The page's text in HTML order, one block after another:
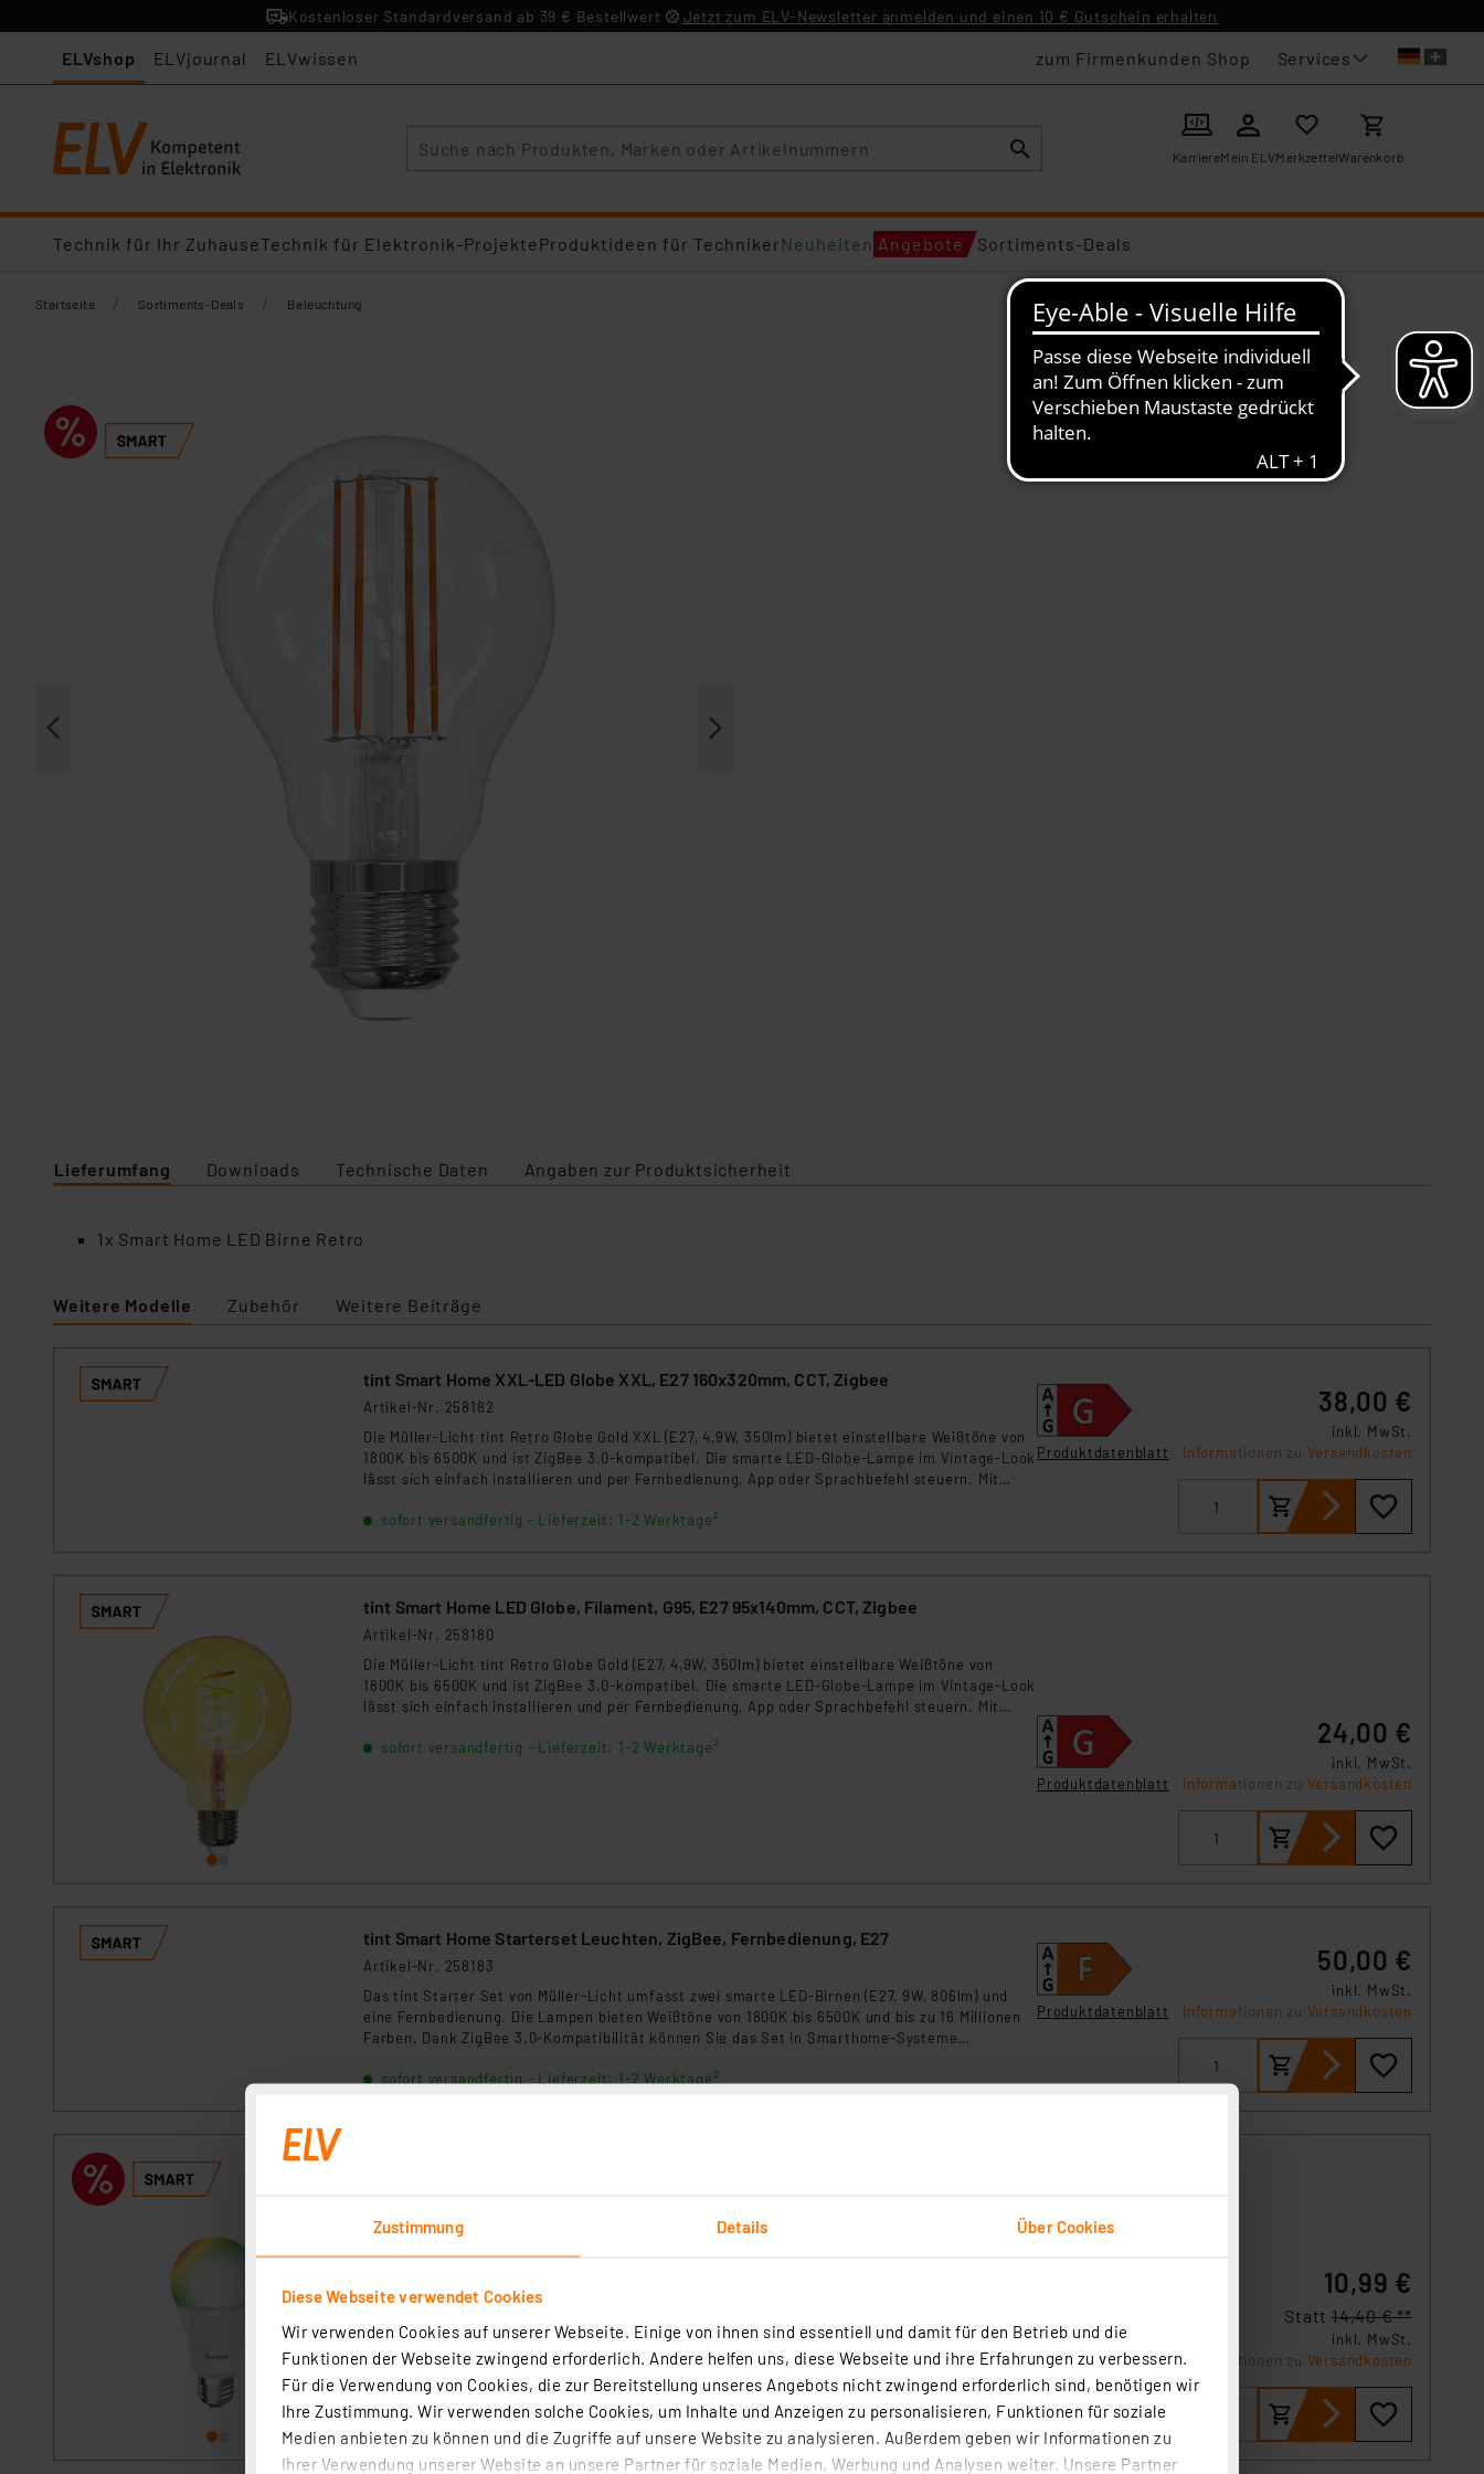
Zustimmung Details Über Cookies
Diese Webseite verwendet Cookies
Wir verwenden Cookies auf unserer Webseite. Einige von ihnen sind essentiell und damit für den Betrieb und die
Funktionen der Webseite zwingend erforderlich. Andere helfen uns, diese Webseite und ihre Erfahrungen zu verbessern.
Für die Verwendung von Cookies, die zur Bereitstellung unseres Angebots nicht zwingend erforderlich sind, benötigen wir
Ihre Zustimmung. Wir verwenden solche Cookies, um Inhalte und Anzeigen zu personalisieren, Funktionen für soziale
Medien anbieten zu können und die Zugriffe auf unsere Website zu analysieren. Außerdem geben wir Informationen zu
Ihrer Verwendung unserer Website an unsere Partner für soziale Medien, Werbung und Analysen weiter. Unsere Partner
Kostenloser Standardversand ab 39 € Bestellwert Jetzt zum ELV-Newsletter anmelden und einen 10 € Gutschein erhalten
ELVshop ELVjournal ELVwissen zum Firmenkunden Shop Services
KarriereMein ELVMerkzettelWarenkorb
Technik für Ihr ZuhauseTechnik für Elektronik-ProjekteProduktideen für TechnikerNeuheiten Angebote Sortiments-Deals
Startseite / Sortiments-Deals / Beleuchtung​
Lieferumfang Downloads Technische Daten Angaben zur Produktsicherheit
1x Smart Home LED Birne Retro
Weitere Modelle Zubehör Weitere Beiträge
tint Smart Home XXL-LED Globe XXL, E27 160x320mm, CCT, Zigbee
Artikel-Nr. 258182
Die Müller-Licht tint Retro Globe Gold XXL (E27, 4,9W, 350lm) bietet einstellbare Weißtöne von
1800K bis 6500K und ist ZigBee 3.0-kompatibel. Die smarte LED-Globe-Lampe im Vintage-Look
lässt sich einfach installieren und per Fernbedienung, App oder Sprachbefehl steuern. Mit
sofort versandfertig - Lieferzeit: 1-2 Werktage²
Produktdatenblatt
38,00 €
inkl. MwSt.
Informationen zu Versandkosten
tint Smart Home LED Globe, Filament, G95, E27 95x140mm, CCT, Zigbee
Artikel-Nr. 258180
Die Müller-Licht tint Retro Globe Gold (E27, 4,9W, 350lm) bietet einstellbare Weißtöne von
1800K bis 6500K und ist ZigBee 3.0-kompatibel. Die smarte LED-Globe-Lampe im Vintage-Look
lässt sich einfach installieren und per Fernbedienung, App oder Sprachbefehl steuern. Mit
sofort versandfertig - Lieferzeit: 1-2 Werktage²
Produktdatenblatt
24,00 €
inkl. MwSt.
Informationen zu Versandkosten
tint Smart Home Starterset Leuchten, ZigBee, Fernbedienung, E27
Artikel-Nr. 258183
Das tint Starter Set von Müller-Licht umfasst zwei smarte LED-Birnen (E27, 9W, 806lm) und
eine Fernbedienung. Die Lampen bieten Weißtöne von 1800K bis 6500K und bis zu 16 Millionen
Farben. Dank ZigBee 3.0-Kompatibilität können Sie das Set in Smarthome-Systeme
sofort versandfertig - Lieferzeit: 1-2 Werktage²
Produktdatenblatt
50,00 €
inkl. MwSt.
Informationen zu Versandkosten
Die smarte WLAN-LED-Lampe E27 mit Matter-Standard bietet eine energieeffiziente
sofort versandfertig - Lieferzeit: 1-2 Werktage²
Produktdatenblatt
10,99 €
Statt 14,40 € **
inkl. MwSt.
Informationen zu Versandkosten